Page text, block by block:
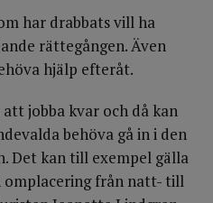
har drabbats vill ha
rättegången. Även
hjälp efteråt.
jobba kvar och då kan
behöva gå in i den
Det kan till exempel gälla
omplacering från natt- till